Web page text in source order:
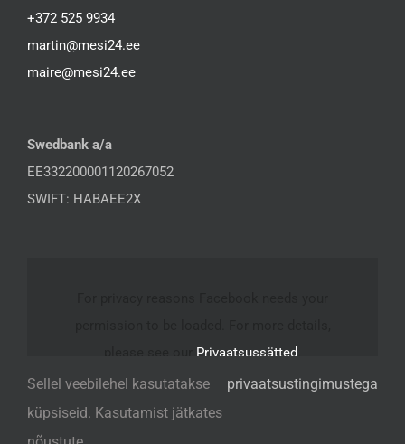
+372 525 9934
martin@mesi24.ee
maire@mesi24.ee
Swedbank a/a
EE332200001120267052
SWIFT: HABAEE2X
Privaatsussätted
Sellel veebilehel kasutatakse
küpsiseid. Kasutamist jätkates
privaatsustingimustega